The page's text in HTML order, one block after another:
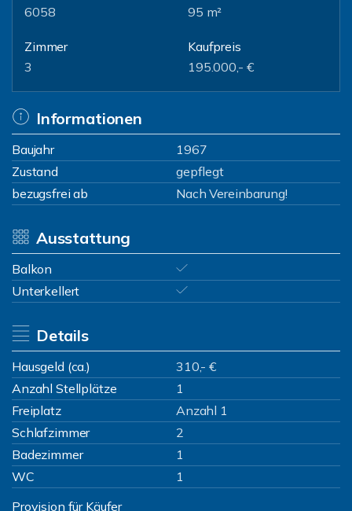
6058
95 m²
Zimmer
3
Kaufpreis
195.000,- €
Informationen
Baujahr
1967
Zustand
gepflegt
bezugsfrei ab
Nach Vereinbarung!
Ausstattung
Balkon
Unterkellert
Details
Hausgeld (ca.)
310,- €
Anzahl Stellplätze
1
Freiplatz
Anzahl 1
Schlafzimmer
2
Badezimmer
1
WC
1
Provision für Käufer